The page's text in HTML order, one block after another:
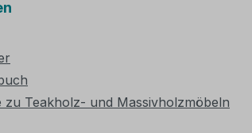
zu Teakholz- und Massivholzmöbeln